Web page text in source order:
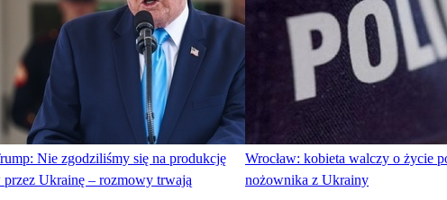
Nie zgodziliśmy się na produkcję
przez Ukrainę – rozmowy trwają
Wrocław: kobieta walczy o życie
nożownika z Ukrainy